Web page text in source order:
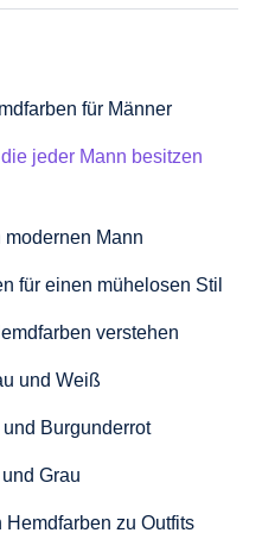
für Männer
jeder Mann besitzen
Mann
für einen mühelosen Stil
verstehen
und Weiß
Burgunderrot
Grau
zu Outfits